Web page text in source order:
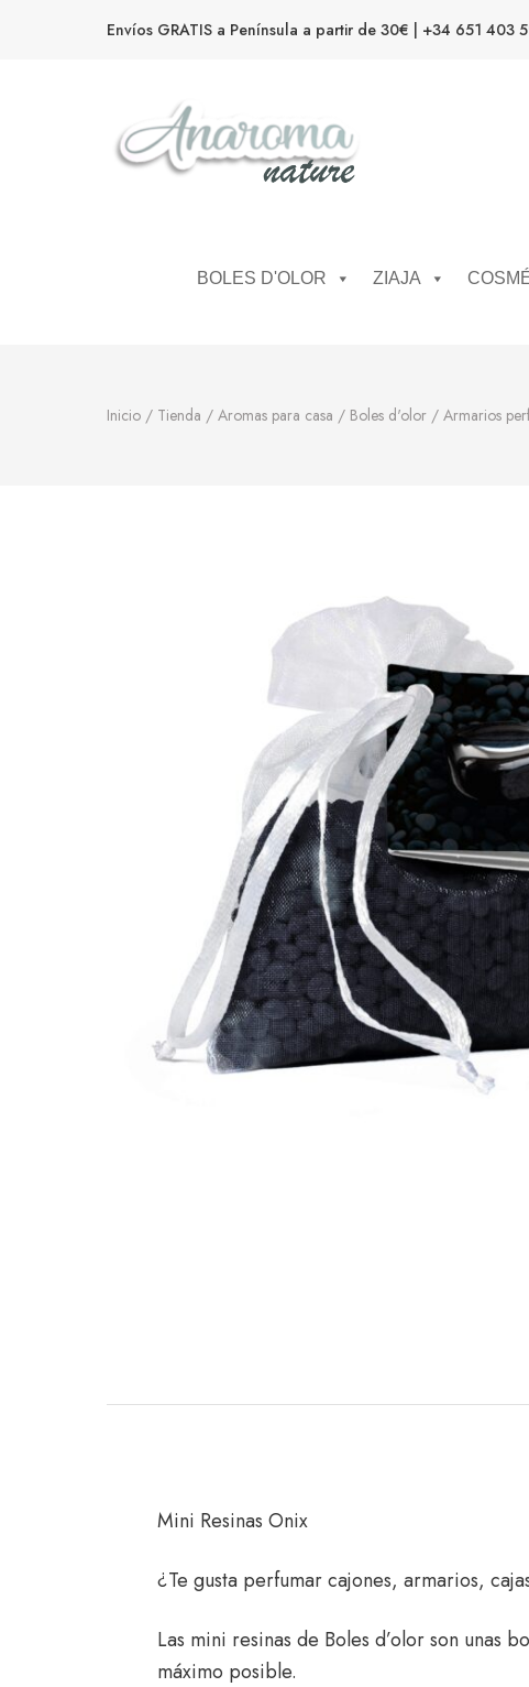
Envíos GRATIS a Península a partir de 30€ | +34 651 403
BOLES D'OLOR ZIAJA
Inicio / Tienda / Aromas para casa / Boles d'olor / Armarios
Mini Resinas Onix
¿Te gusta perfumar cajones, armarios,
Las mini resinas de Boles d’olor son unas
máximo posible.